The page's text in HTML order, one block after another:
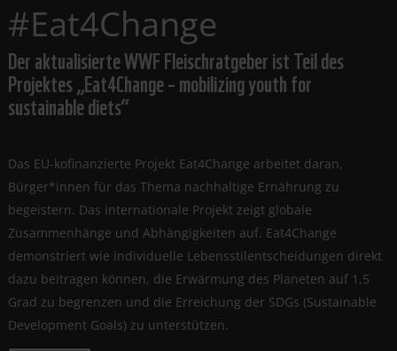
#Eat4Change
Der aktualisierte WWF Fleischratgeber ist Teil des
Projektes „Eat4Change – mobilizing youth for
sustainable diets“
Das EU-kofinanzierte Projekt Eat4Change arbeitet daran,
Bürger*innen für das Thema nachhaltige Ernährung zu
begeistern. Das internationale Projekt zeigt globale
Zusammenhänge und Abhängigkeiten auf. Eat4Change
demonstriert wie individuelle Lebensstilentscheidungen direkt
dazu beitragen können, die Erwärmung des Planeten auf 1,5
Grad zu begrenzen und die Erreichung der SDGs (Sustainable
Development Goals) zu unterstützen.